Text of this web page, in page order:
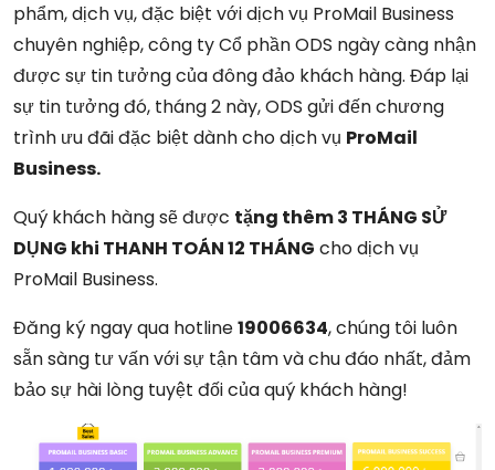
phẩm, dịch vụ, đặc biệt với dịch vụ ProMail Business
chuyên nghiệp, công ty Cổ phần ODS ngày càng nhận
được sự tin tưởng của đông đảo khách hàng. Đáp lại
sự tin tưởng đó, tháng 2 này, ODS gửi đến chương
trình ưu đãi đặc biệt dành cho dịch vụ ProMail
Business.
Quý khách hàng sẽ được tặng thêm 3 THÁNG SỬ
DỤNG khi THANH TOÁN 12 THÁNG cho dịch vụ
ProMail Business.
Đăng ký ngay qua hotline19006634, chúng tôi luôn
sẵn sàng tư vấn với sự tận tâm và chu đáo nhất, đảm
bảo sự hài lòng tuyệt đối của quý khách hàng!